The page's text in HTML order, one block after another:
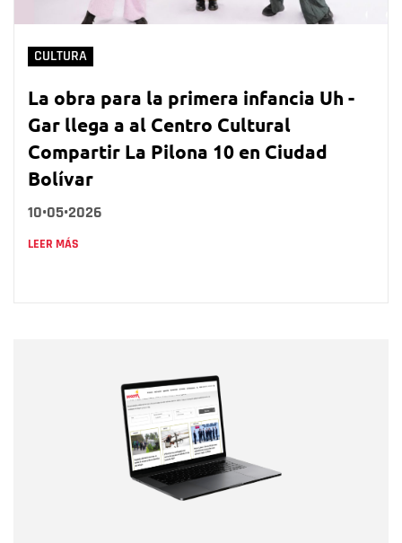
CULTURA
La obra para la primera infancia Uh -
Gar llega a al Centro Cultural
Compartir La Pilona 10 en Ciudad
Bolívar
10•05•2026
LEER MÁS
Correo electrónico
Tipo de comentario